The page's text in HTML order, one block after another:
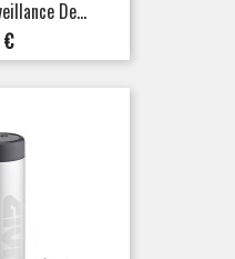
De...
€